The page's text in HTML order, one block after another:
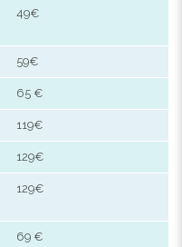
49€
59€
65 €
119€
129€
129€
69 €